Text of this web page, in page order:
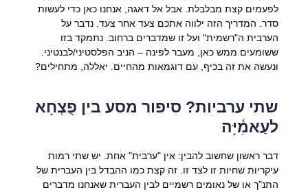
לפעמים קצת מבלבלת. אבל אל דאגה, אנחנו כאן כדי לעשות
סדר. המדריך הזה ילווה אתכם צעד אחר צעד. נדבר על
הערבית ה"רשמית" ועל זו שמדברים ברחוב. נתמקד בזו
ששומעים ממש כאן, מעבר לפינה – הניב הפלסטיני/לבנטיני.
ונעשה את זה בכיף, עם דוגמאות מהחיים. יאללה, מתחילים?
שתי ערביות? סיפור מסע בין פֻצְחָא
לעַאמִ֫יָּה
דבר ראשון שחשוב להבין: אין "ערבית" אחת. יש שתי רמות
עיקריות שחיות זו לצד זו. זה קצת כמו ההבדל בין העברית של
התנ"ך או של נאומים רשמיים לבין העברית שאנחנו מדברים